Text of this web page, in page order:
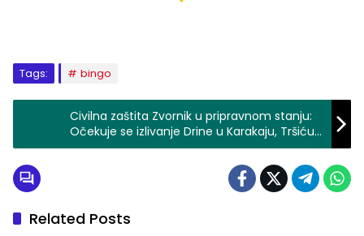
Tags: bingo
Civilna zaštita Zvornik u pripravnom stanju:
Očekuje se izlivanje Drine u Karakaju, Tršiću i
Donjem Šepku (FOTO)
Related Posts